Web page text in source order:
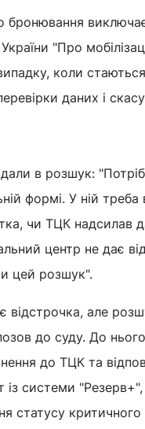
бронювання
"Про
коли
даних і
в розшук:
формі. У ній
чи ТЦК надсилав
центр не дає
цей розшук".
відстрочка, але
до суду. До
до ТЦК та
системи
статусу критичного